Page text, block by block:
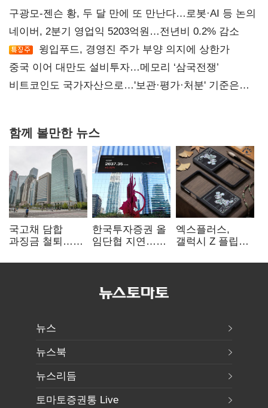
구광모-젠슨 황, 두 달 만에 또 만난다…로봇·AI 등 논의
네이버, 2분기 영업익 5203억원…전년비 0.2% 감소
윙입푸드, 경영진 주가 부양 의지에 상한가
중국 이어 대만도 설비투자…메모리 ‘삼국전쟁’
비트코인도 국가자산으로…'보관·평가·처분' 기준은
함께 볼만한 뉴스
국고채 담합
과징금 철퇴…
폭탄' 우려
한국투자증권 올
임단협 지연…
엑스플러스,
갤럭시 Z 플립8·
액세서리 출시
뉴스
뉴스북
뉴스리듬
토마토증권통 Live